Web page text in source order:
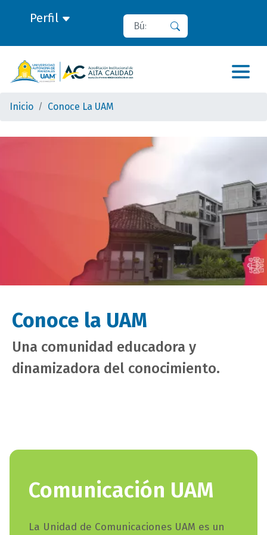
Perfil Buscar
Inicio Conoce La UAM
Conoce la UAM
Una comunidad educadora y
dinamizadora del conocimiento.
titulo
texto
Comunicación UAM
campo
La Unidad de Comunicaciones UAM es un